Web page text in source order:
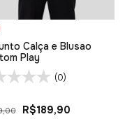
Calça e Blusao
Play
(0)
R$189,90